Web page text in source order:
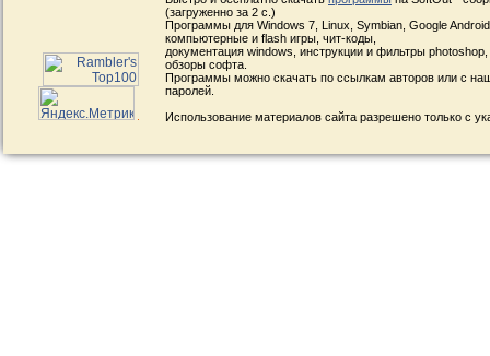
(загруженно за 2 с.)
Программы для Windows 7, Linux, Symbian, Google
компьютерные и flash игры, чит-коды,
документация windows, инструкции и фильтры
обзоры софта.
Программы можно скачать по ссылкам авторов или с
паролей.
Использование материалов сайта разрешено только с